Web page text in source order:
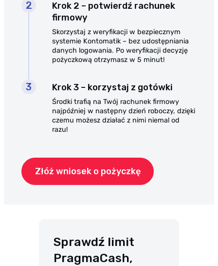
Krok 2 – potwierdź rachunek
firmowy
Skorzystaj z weryfikacji w bezpiecznym
systemie Kontomatik – bez udostępniania
danych logowania. Po weryfikacji decyzję
pożyczkową otrzymasz w 5 minut!
Krok 3 – korzystaj z gotówki
Środki trafią na Twój rachunek firmowy
najpóźniej w następny dzień roboczy, dzięki
czemu możesz działać z nimi niemal od
razu!
Złóż wniosek o pożyczkę
Sprawdź limit
PragmaCash,